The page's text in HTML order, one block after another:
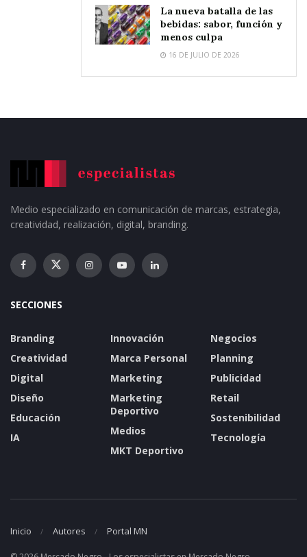
La nueva batalla de las
bebidas: sabor, función y
menos culpa
16 DE JULIO DE 2026
Medio especializado en comunicación de marcas, estrategia,
creatividad, realización, digital, branding.
SECCIONES
Branding
Creatividad
Digital
Diseño
Educación
IA
Innovación
Marca Personal
Marketing
Marketing
Deportivo
Medios
MKT Deportivo
Negocios
Planning
Publicidad
Retail
Sostenibilidad
Tecnología
Inicio Autores Portal MN